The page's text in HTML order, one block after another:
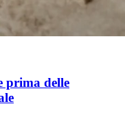
prima delle